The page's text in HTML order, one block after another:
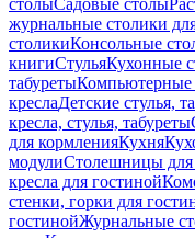
столыСадовые столы
журнальные столики
столикиКонсольные
книгиСтульяКухонные
табуретыКомпьютерные
креслаДетские стулья,
кресла, стулья, табуреты
для кормленияКухня
модулиСтолешницы для
кресла для гостиной
стенки, горки для
гостинойЖурнальные